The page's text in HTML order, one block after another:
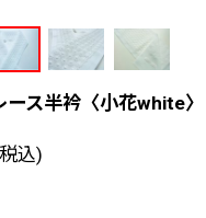
ス半衿〈小花white〉
込)